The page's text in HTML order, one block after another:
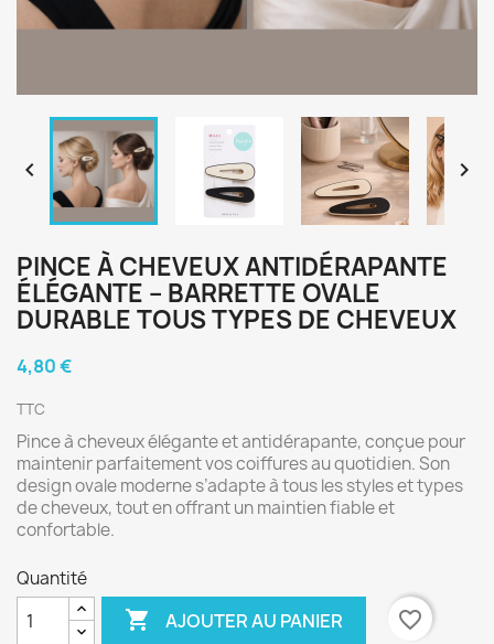
 
PINCE À CHEVEUX ANTIDÉRAPANTE
ÉLÉGANTE – BARRETTE OVALE
DURABLE TOUS TYPES DE CHEVEUX
4,80 €
TTC
Pince à cheveux élégante et antidérapante, conçue pour
maintenir parfaitement vos coiffures au quotidien. Son
design ovale moderne s’adapte à tous les styles et types
de cheveux, tout en offrant un maintien fiable et
confortable.
Quantité
 AJOUTER AU PANIER favorite_border